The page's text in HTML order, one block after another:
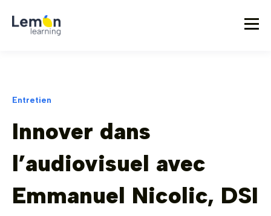
Entretien
Innover dans
l’audiovisuel avec
Emmanuel Nicolic, DSI